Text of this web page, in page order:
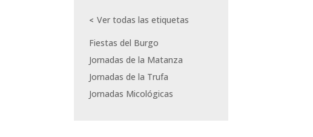
Ver todas las etiquetas
Fiestas del Burgo
Jornadas de la Matanza
Jornadas de la Trufa
Jornadas Micológicas